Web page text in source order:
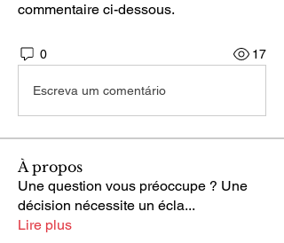
commentaire ci-dessous.
0 17
Escreva um comentário
À propos
Une question vous préoccupe ? Une
décision nécessite un écla...
Lire plus